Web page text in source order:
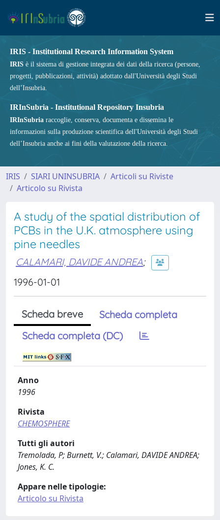
IRIS - Institutional Research Information System
IRIS è il sistema di gestione integrata dei dati della ricerca (persone,
progetti, pubblicazioni, attività) adottato dall'Università degli Studi
dell’Insubria.
IRInSubria - Institutional Repository Insubria
IRInSubria raccoglie, conserva, documenta e dissemina le
informazioni sulla produzione scientifica dell'Università degli Studi
dell’Insubria anche ai fini della valutazione della ricerca.
IRIS SIARI UNINSUBRIA
Articoli su Riviste
Articolo su Rivista
A study of the spatial distribution of
PCBs in the U.K. atmosphere using
pine needles
CALAMARI, DAVIDE ANDREA;
1996-01-01
Scheda breve
Scheda completa
Scheda completa (DC)
Anno
1996
Rivista
CHEMOSPHERE
Tutti gli autori
Tremolada, P; Burnett, V.; Calamari, DAVIDE ANDREA;
Jones, K. C.
Appare nelle tipologie:
Articolo su Rivista